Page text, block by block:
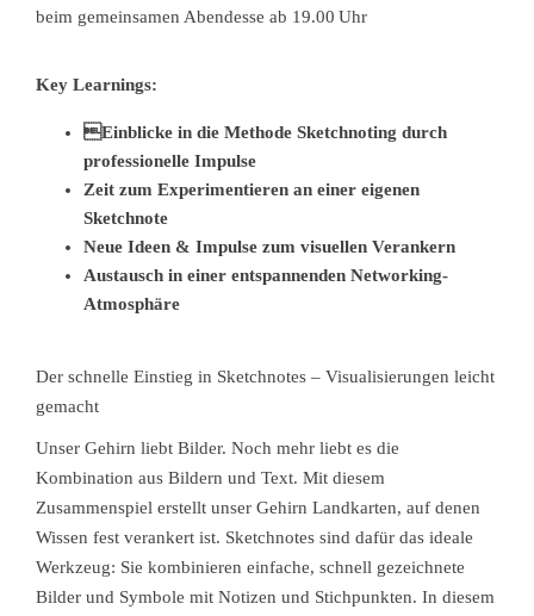
beim gemeinsamen Abendesse ab 19.00 Uhr
Key Learnings:
Einblicke in die Methode Sketchnoting durch
professionelle Impulse
Zeit zum Experimentieren an einer eigenen
Sketchnote
Neue Ideen & Impulse zum visuellen Verankern
Austausch in einer entspannenden Networking-
Atmosphäre
Der schnelle Einstieg in Sketchnotes – Visualisierungen leicht
gemacht
Unser Gehirn liebt Bilder. Noch mehr liebt es die
Kombination aus Bildern und Text. Mit diesem
Zusammenspiel erstellt unser Gehirn Landkarten, auf denen
Wissen fest verankert ist. Sketchnotes sind dafür das ideale
Werkzeug: Sie kombinieren einfache, schnell gezeichnete
Bilder und Symbole mit Notizen und Stichpunkten. In diesem